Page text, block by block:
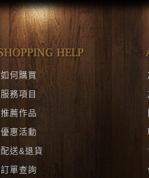
如何購買
服務項目
推薦作品
優惠活動
配送&退貨
訂單查詢